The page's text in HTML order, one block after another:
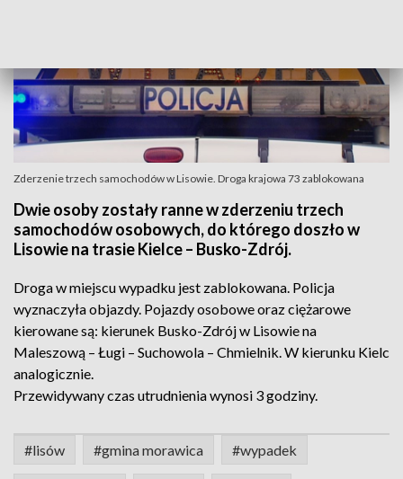
Zderzenie trzech samochodów w Lisowie. Droga krajowa 73 zablokowana
Dwie osoby zostały ranne w zderzeniu trzech
samochodów osobowych, do którego doszło w
Lisowie na trasie Kielce – Busko-Zdrój.
Droga w miejscu wypadku jest zablokowana. Policja
wyznaczyła objazdy. Pojazdy osobowe oraz ciężarowe
kierowane są: kierunek Busko-Zdrój w Lisowie na
Maleszową – Ługi – Suchowola – Chmielnik. W kierunku Kielc
analogicznie.
Przewidywany czas utrudnienia wynosi 3 godziny.
#lisów #gmina morawica #wypadek